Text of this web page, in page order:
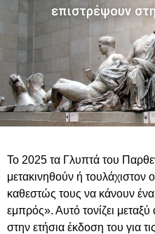
επιστρέψουν
Το 2025 τα Γλυπτά του
μετακινηθούν ή τουλάχιστον
καθεστώς τους να κάνουν
εμπρός». Αυτό τονίζει
στην ετήσια έκδοση του για